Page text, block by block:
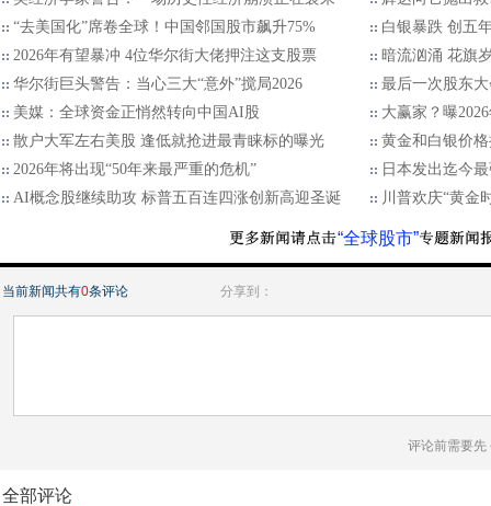
“去美国化”席卷全球！中国邻国股市飙升75%
白银暴跌 创五
2026年有望暴冲 4位华尔街大佬押注这支股票
暗流汹涌 花旗
华尔街巨头警告：当心三大“意外”搅局2026
最后一次股东
美媒：全球资金正悄然转向中国AI股
大赢家？曝
散户大军左右美股 逢低就抢进最青睐标的曝光
黄金和白银价
2026年将出现“50年来最严重的危机”
日本发出迄今
AI概念股继续助攻 标普五百连四涨创新高迎圣诞
川普欢庆“黄金
“全球股市”
当前新闻共有0条评论 分享到：
评论前需要先
全部评论